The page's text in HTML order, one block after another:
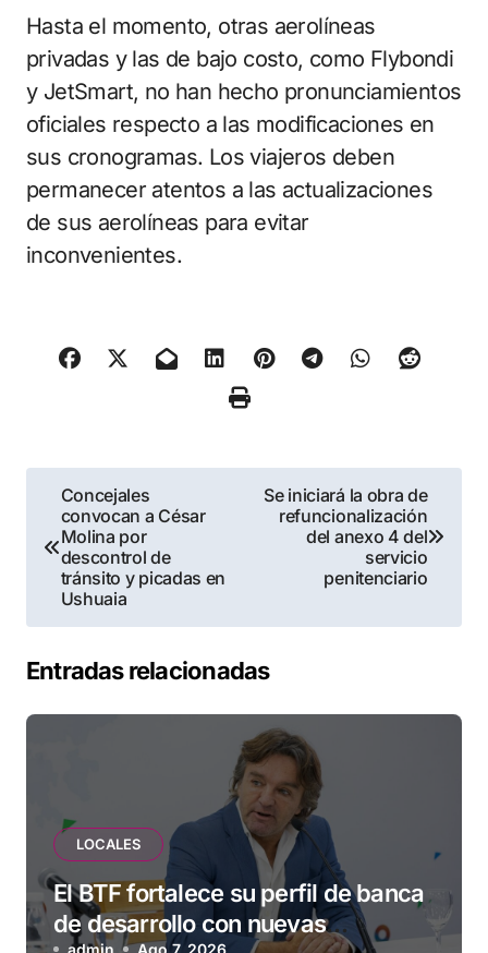
Hasta el momento, otras aerolíneas
privadas y las de bajo costo, como Flybondi
y JetSmart, no han hecho pronunciamientos
oficiales respecto a las modificaciones en
sus cronogramas. Los viajeros deben
permanecer atentos a las actualizaciones
de sus aerolíneas para evitar
inconvenientes.
Navegación
de
entradas
Concejales
convocan a César
Molina por
descontrol de
tránsito y picadas en
Ushuaia
Se iniciará la obra de
refuncionalización
del anexo 4 del
servicio
penitenciario
Entradas relacionadas
LOCALES
El BTF fortalece su perfil de banca
de desarrollo con nuevas
admin Ago 7, 2026